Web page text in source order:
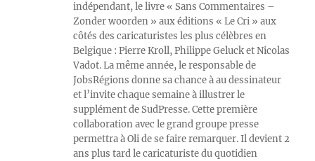
indépendant, le livre « Sans Commentaires –
Zonder woorden » aux éditions « Le Cri » aux
côtés des caricaturistes les plus célèbres en
Belgique : Pierre Kroll, Philippe Geluck et Nicolas
Vadot. La même année, le responsable de
JobsRégions donne sa chance à au dessinateur
et l’invite chaque semaine à illustrer le
supplément de SudPresse. Cette première
collaboration avec le grand groupe presse
permettra à Oli de se faire remarquer. Il devient 2
ans plus tard le caricaturiste du quotidien